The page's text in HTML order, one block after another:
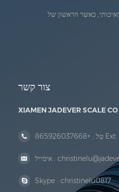
עסק תוכנית. בשנת 1998, החברה שלנו השיגה את המטרה האיכותי, כאשר הראשון של
צור קשר
XIAMEN JADEVER SCALE
טַל :
אימייל :
Skype : christinelu0817